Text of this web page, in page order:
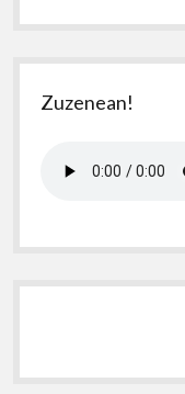
Zuzenean!